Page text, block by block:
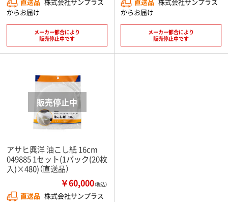
からお届け
メーカー都合により
販売停止中です
からお届け
メーカー都合により
販売停止中です
アサヒ興洋 油こし紙 16cm
049885 1セット(1パック(20枚
入)×480)（直送品）
￥60,000（税込）
直送品 株式会社サンプラス